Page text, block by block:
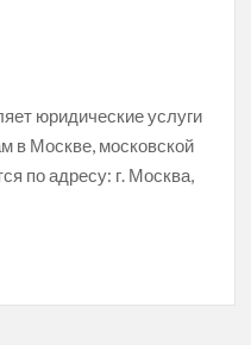
юридические услуги
в Москве, московской
по адресу: г. Москва,